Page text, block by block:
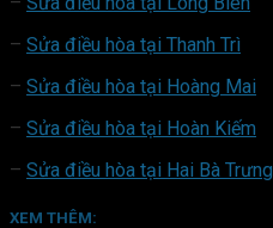
– Sửa điều hòa tại Thanh Trì
– Sửa điều hòa tại Hoàng Mai
– Sửa điều hòa tại Hoàn Kiếm
– Sửa điều hòa tại Hai Bà Trưng
XEM THÊM: